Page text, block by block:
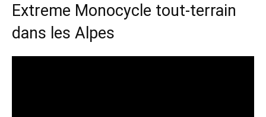
Extreme Monocycle tout-terrain
dans les Alpes